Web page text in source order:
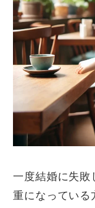
一度結婚に失敗
重になっている